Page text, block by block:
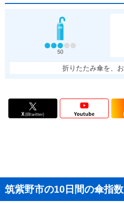
50
折りたたみ傘を、
筑紫野市の10日間の傘指数